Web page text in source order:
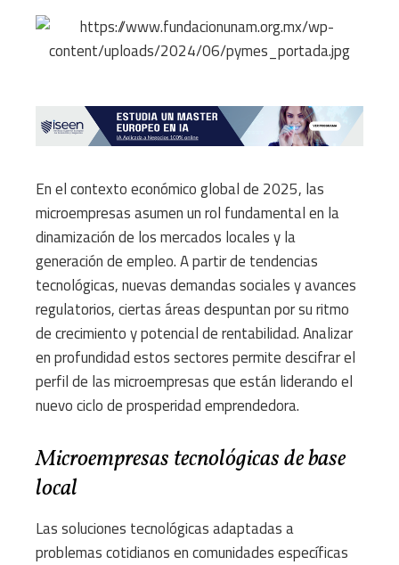
En el contexto económico global de 2025, las
microempresas asumen un rol fundamental en la
dinamización de los mercados locales y la
generación de empleo. A partir de tendencias
tecnológicas, nuevas demandas sociales y avances
regulatorios, ciertas áreas despuntan por su ritmo
de crecimiento y potencial de rentabilidad. Analizar
en profundidad estos sectores permite descifrar el
perfil de las microempresas que están liderando el
nuevo ciclo de prosperidad emprendedora.
Microempresas tecnológicas de base
local
Las soluciones tecnológicas adaptadas a
problemas cotidianos en comunidades específicas